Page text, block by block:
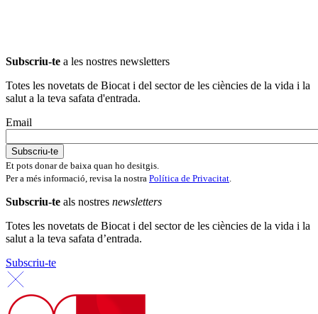
Subscriu-te a les nostres newsletters
Totes les novetats de Biocat i del sector de les ciències de la vida i la
salut a la teva safata d'entrada.
Email
Et pots donar de baixa quan ho desitgis.
Per a més informació, revisa la nostra Política de Privacitat
Subscriu-te als nostres newsletters
Totes les novetats de Biocat i del sector de les ciències de la vida i la
salut a la teva safata d’entrada.
Subscriu-te